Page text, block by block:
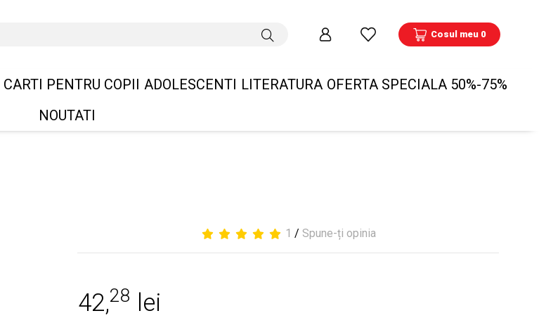
Cosul meu 0
CARTI PENTRU COPII ADOLESCENTI LITERATURA OFERTA SPECIALA 50%-75%
NOUTATI
1 / Spune-ți opinia
42,28 lei